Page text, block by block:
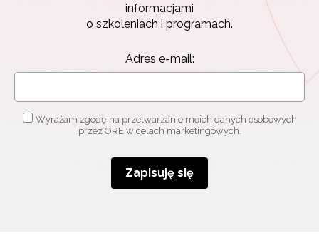
informacjami
o szkoleniach i programach.
Adres e-mail:
Wyrażam zgodę na przetwarzanie moich danych osobowych
przez ORE w celach marketingowych.
Zapisuję się